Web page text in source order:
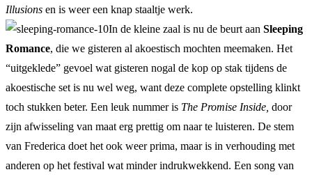
Illusions en is weer een knap staaltje werk.
In de kleine zaal is nu de beurt aan Sleeping
Romance, die we gisteren al akoestisch mochten meemaken. Het
“uitgeklede” gevoel wat gisteren nogal de kop op stak tijdens de
akoestische set is nu wel weg, want deze complete opstelling klinkt
toch stukken beter. Een leuk nummer is The Promise Inside, door
zijn afwisseling van maat erg prettig om naar te luisteren. De stem
van Frederica doet het ook weer prima, maar is in verhouding met
anderen op het festival wat minder indrukwekkend. Een song van